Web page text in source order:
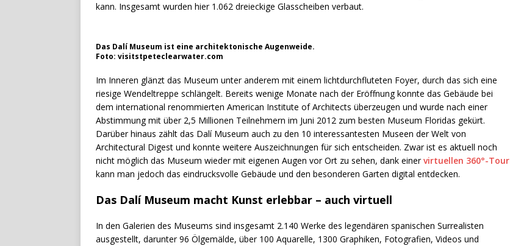
kann. Insgesamt wurden hier 1.062 dreieckige Glasscheiben verbaut.
Das Dalí Museum ist eine architektonische Augenweide.
Foto: visitstpeteclearwater.com
Im Inneren glänzt das Museum unter anderem mit einem lichtdurchfluteten Foyer, durch das sich eine
riesige Wendeltreppe schlängelt. Bereits wenige Monate nach der Eröffnung konnte das Gebäude bei
dem international renommierten American Institute of Architects überzeugen und wurde nach einer
Abstimmung mit über 2,5 Millionen Teilnehmern im Juni 2012 zum besten Museum Floridas gekürt.
Darüber hinaus zählt das Dalí Museum auch zu den 10 interessantesten Museen der Welt von
Architectural Digest und konnte weitere Auszeichnungen für sich entscheiden. Zwar ist es aktuell noch
nicht möglich das Museum wieder mit eigenen Augen vor Ort zu sehen, dank einervirtuellen 360°-Tour
kann man jedoch das eindrucksvolle Gebäude und den besonderen Garten digital entdecken.
Das Dalí Museum macht Kunst erlebbar – auch virtuell
In den Galerien des Museums sind insgesamt 2.140 Werke des legendären spanischen Surrealisten
ausgestellt, darunter 96 Ölgemälde, über 100 Aquarelle, 1300 Graphiken, Fotografien, Videos und